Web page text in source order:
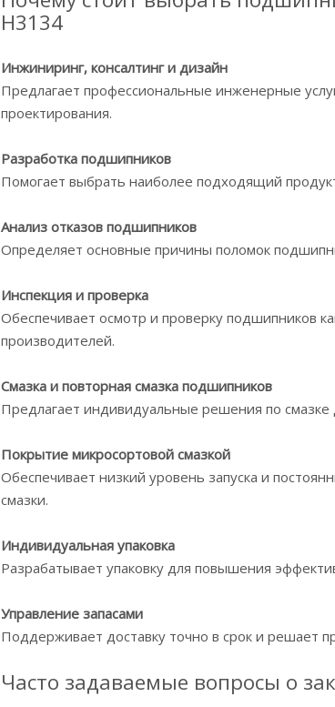
H3134
Инжиниринг, консалтинг и дизайн
Предлагает профессиональные инженерные
проектирования.
Разработка подшипников
Помогает выбрать наиболее подходящий
Анализ отказов подшипников
Определяет основные причины поломок
Инспекция и проверка
Обеспечивает осмотр и проверку подшипников
производителей.
Смазка и повторная смазка подшипников
Предлагает индивидуальные решения по
Покрытие микросортовой смазкой
Обеспечивает низкий уровень запуска и
смазки.
Индивидуальная упаковка
Разрабатывает упаковку для повышения
Управление запасами
Поддерживает доставку точно в срок и решает
Часто задаваемые вопросы о